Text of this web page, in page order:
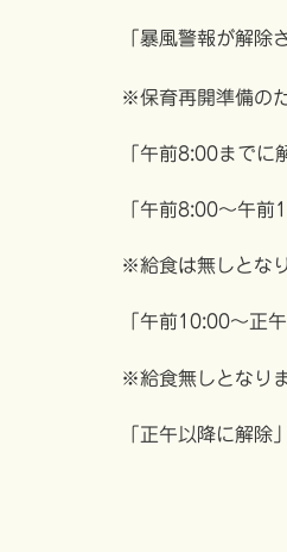
「暴風警報が解除
※保育再開準備のた
「午前8:00までに
「午前8:00～午
※給食は無しとな
「午前10:00～正
※給食無しとなり
「正午以降に解除